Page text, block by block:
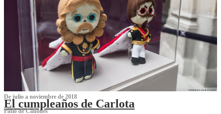
De julio a noviembre de 2018
El cumpleaños de Carlota
Patio de Cañones